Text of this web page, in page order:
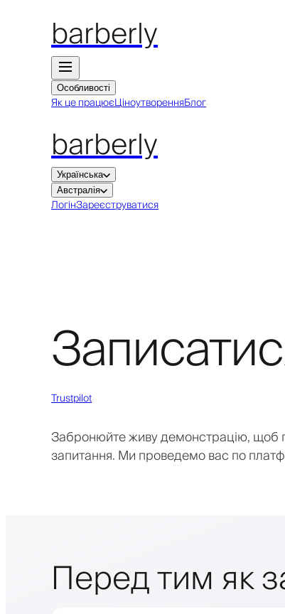
barberly
Особливості
Як це працюєЦіноутворенняБлог
barberly
Українська
Австралія
ЛогінЗареєструватися
Trustpilot
Забронюйте живу демонстрацію, щоб
запитання. Ми проведемо вас по
Перед тим як